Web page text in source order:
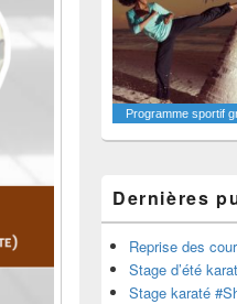
Programme sportif
Dernières
Reprise des
Stage d’été
Stage karaté